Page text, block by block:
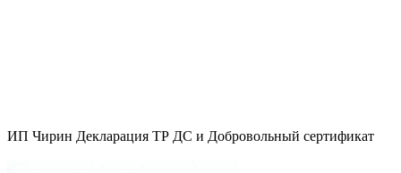
ИП Чирин Декларация ТР ДС и Добровольный сертификат